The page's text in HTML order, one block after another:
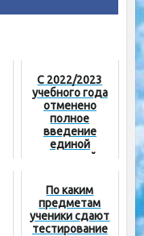
С 2022/2023
учебного года
отменено
полное
введение
единой
школьной
По каким
предметам
ученики сдают
тестирование